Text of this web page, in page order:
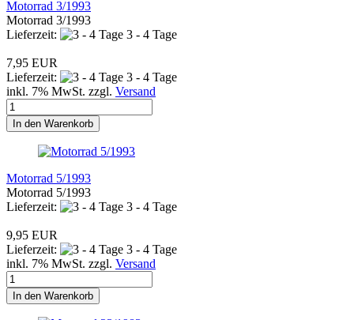
Motorrad 3/1993
Motorrad 3/1993
Lieferzeit:
3 - 4 Tage
7,95 EUR
Lieferzeit:
3 - 4 Tage
inkl. 7% MwSt. zzgl. Versand
In den Warenkorb
Motorrad 5/1993
Motorrad 5/1993
Lieferzeit:
3 - 4 Tage
9,95 EUR
Lieferzeit:
3 - 4 Tage
inkl. 7% MwSt. zzgl. Versand
In den Warenkorb